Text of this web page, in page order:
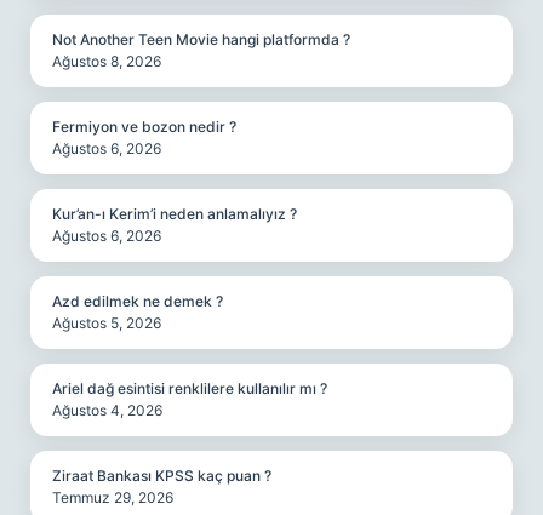
Not Another Teen Movie hangi platformda ?
Ağustos 8, 2026
Fermiyon ve bozon nedir ?
Ağustos 6, 2026
Kur’an-ı Kerim’i neden anlamalıyız ?
Ağustos 6, 2026
Azd edilmek ne demek ?
Ağustos 5, 2026
Ariel dağ esintisi renklilere kullanılır mı ?
Ağustos 4, 2026
Ziraat Bankası KPSS kaç puan ?
Temmuz 29, 2026